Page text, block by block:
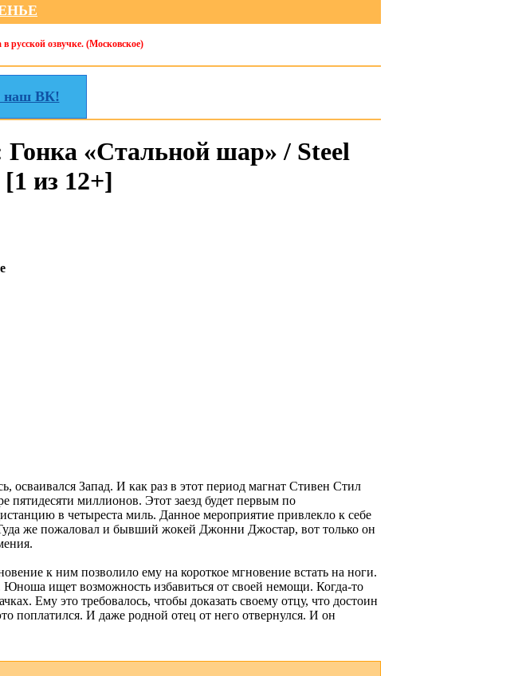
русской озвучке. (Московское)
наш ВК!
«Стальной шар» / Steel
из 12+]
осваивался Запад. И как раз в этот период магнат Стивен Стил
пятидесяти миллионов. Этот заезд будет первым по
в четыреста миль. Данное мероприятие привлекло к себе
же пожаловал и бывший жокей Джонни Джостар, вот только он
к ним позволило ему на короткое мгновение встать на ноги.
ищет возможность избавиться от своей немощи. Когда-то
Ему это требовалось, чтобы доказать своему отцу, что достоин
поплатился. И даже родной отец от него отвернулся. И он